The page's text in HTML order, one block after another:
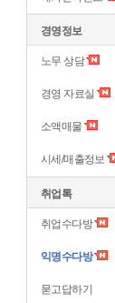
경영정보
노무 상담
경영 자료실
소액매물
시세/매출정보
취업톡
취업수다방
익명수다방
묻고답하기